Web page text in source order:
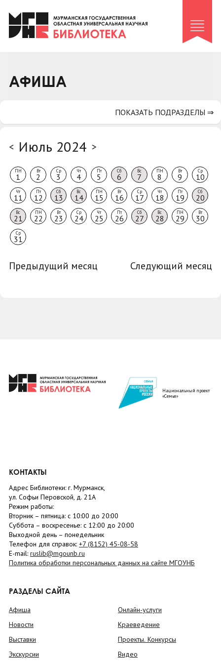
Клуб «Гиря и сельдерей»
Клуб «Семейный архив»
Коллегам
АФИША
< Июль 2024 >
ПН
1
Вт
2
Ср
3
Чт
4
Пт
5
Сб
6
Вс
7
ПН
8
Вт
9
Ср
10
Чт
11
Пт
12
Сб
13
Вс
14
ПН
15
Вт
16
Ср
17
Чт
18
Пт
19
Сб
20
Вс
21
ПН
22
Вт
23
Ср
24
Чт
25
Пт
26
Сб
27
Вс
28
ПН
29
Вт
30
Ср
31
Предыдущий месяц Следующий месяц
ПОКАЗАТЬ ПОДРАЗДЕЛЫ ⇒
Национальный проект
«Семья»
КОНТАКТЫ
Адрес Библиотеки: г. Мурманск,
ул. Софьи Перовской, д. 21А
Режим работы:
Вторник – пятница: с 10:00 до 20:00
Суббота – воскресенье: c 12:00 до 20:00
Выходной день – понедельник
Телефон для справок: +7 (8152) 45-08-58
E-mail: ruslib@mgounb.ru
Политика обработки персональных данных на сайте МГОУНБ
РАЗДЕЛЫ САЙТА
Афиша
Новости
Выставки
Экскурсии
Онлайн-услуги
Краеведение
Проекты. Конкурсы
Видео